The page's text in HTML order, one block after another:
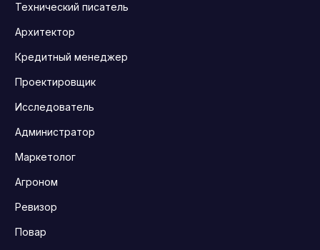
Технический писатель
Архитектор
Кредитный менеджер
Проектировщик
Исследователь
Администратор
Маркетолог
Агроном
Ревизор
Повар